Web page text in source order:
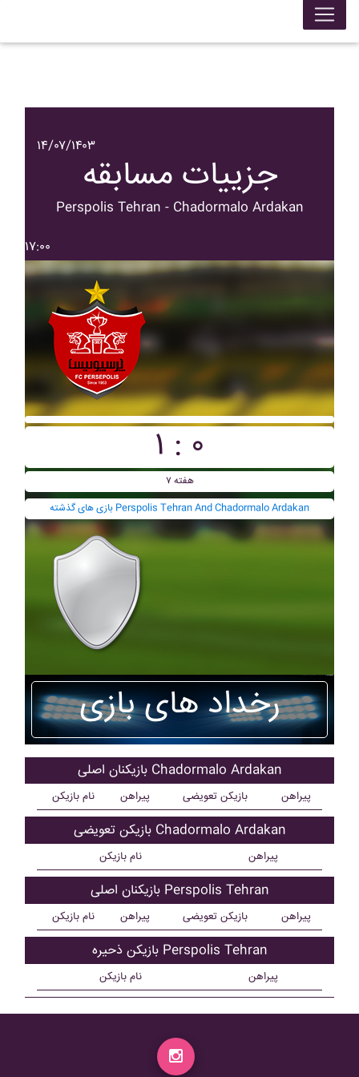
۱۴/۰۷/۱۴۰۳
جزییات مسابقه
Perspolis Tehran - Chadormalo Ardakan
۱۷:۰۰
۱ : ۰
هفته ۷
بازی های گذشته Perspolis Tehran And Chadormalo Ardakan
رخداد های بازی
بازیکنان اصلی Chadormalo Ardakan
نام بازیکن پیراهن بازیکن تعویضی پیراهن
بازیکن تعویضی Chadormalo Ardakan
نام بازیکن پیراهن
بازیکنان اصلی Perspolis Tehran
نام بازیکن پیراهن بازیکن تعویضی پیراهن
بازیکن ذحیره Perspolis Tehran
نام بازیکن پیراهن